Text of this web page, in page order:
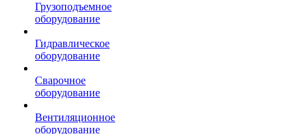
Грузоподъемное
оборудование
Гидравлическое
оборудование
Сварочное
оборудование
Вентиляционное
оборудование